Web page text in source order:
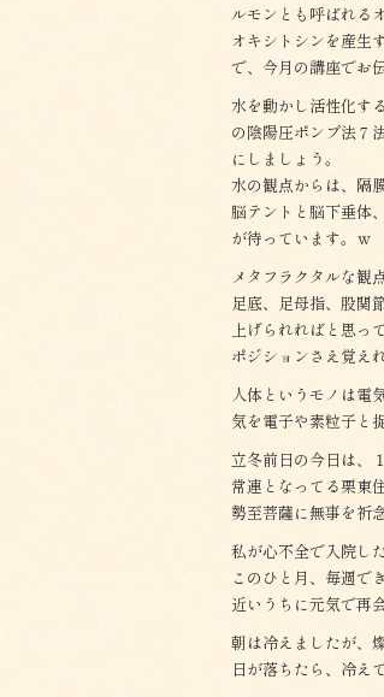
ルモンとも呼ばれる
オキシトシンを産生
で、今月の講座でお
水を動かし活性化す
の陰陽圧ポンプ法７
にしましょう。
水の観点からは、隔
脳テントと脳下垂体
が待っています。ｗ
メタフラクタルな観
足底、足母指、股関
上げられればと思っ
ポジションさえ覚え
人体というモノは電
気を電子や素粒子と
立冬前日の今日は、
常連となってる栗東
勢至菩薩に無事を祈
私が心不全で入院し
このひと月、毎週で
近いうちに元気で再
朝は冷えましたが、
日が落ちたら、冷え